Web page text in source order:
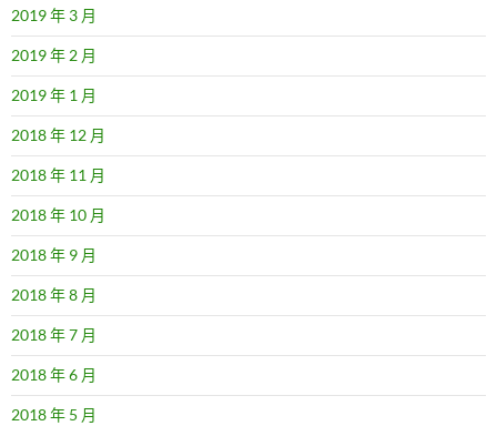
2019 年 3 月
2019 年 2 月
2019 年 1 月
2018 年 12 月
2018 年 11 月
2018 年 10 月
2018 年 9 月
2018 年 8 月
2018 年 7 月
2018 年 6 月
2018 年 5 月